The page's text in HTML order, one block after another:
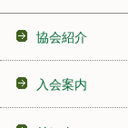
21:00
23:00
協会紹介
入会案内